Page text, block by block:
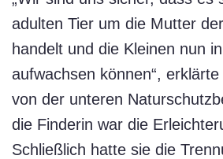
adulten Tier um die Mutter
handelt und die Kleinen nun
aufwachsen können“,
von der unteren
die Finderin war die
Schließlich hatte sie die